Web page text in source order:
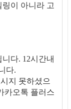
이 아니라 고
다. 12시간내
다.
지 못하셨으
카오톡 플러스